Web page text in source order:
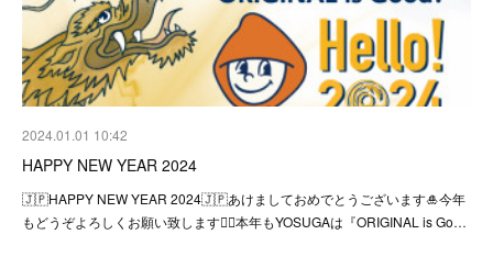
2024.01.01 10:42
HAPPY NEW YEAR 2024
🇯🇵HAPPY NEW YEAR 2024🇯🇵あけましておめでとうございます🎍今年
もどうぞよろしくお願い致します🙇‍♂️本年もYOSUGAは『ORIGINAL is Go…